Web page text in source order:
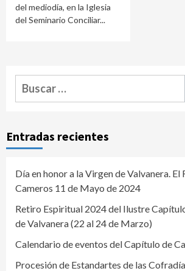
del mediodía, en la Iglesia
del Seminario Conciliar...
Buscar:
Entradas recientes
Día en honor a la Virgen de Valvanera. El
Cameros 11 de Mayo de 2024
Retiro Espiritual 2024 del Ilustre
de Valvanera (22 al 24 de Marzo)
Calendario de eventos del Capítulo de
Procesión de Estandartes de las